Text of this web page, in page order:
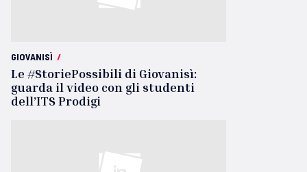
GIOVANISÌ /
Le #StoriePossibili di Giovanisì:
guarda il video con gli studenti
dell’ITS Prodigi